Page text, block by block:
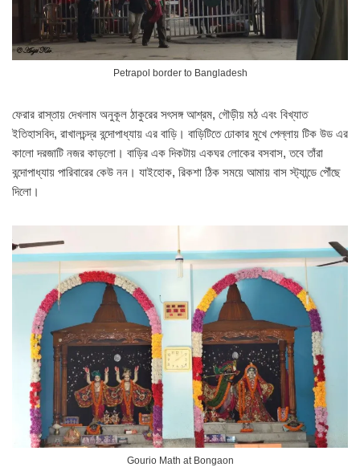
Petrapol border to Bangladesh
ফেরার রাস্তায় দেখলাম অনুকূল ঠাকুরের সৎসঙ্গ আশ্রম, গৌড়ীয় মঠ এবং বিখ্যাত
ইতিহাসবিদ, রাখালচন্দ্র বন্দোপাধ্যায় এর বাড়ি। বাড়িটিতে ঢোকার মুখে পেল্লায় টিক উড এর
কালো দরজাটি নজর কাড়লো। বাড়ির এক দিকটায় একঘর লোকের বসবাস, তবে তাঁরা
বন্দোপাধ্যায় পারিবারের কেউ নন। যাইহোক, রিকশা ঠিক সময়ে আমায় বাস স্ট্যান্ডে পৌঁছে
দিলো।
Gourio Math at Bongaon